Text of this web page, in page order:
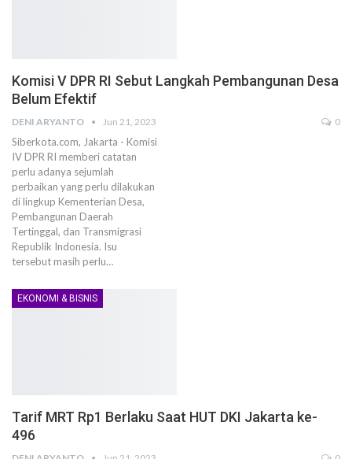
Komisi V DPR RI Sebut Langkah Pembangunan Desa
Belum Efektif
DENI ARYANTO Jun 21, 2023 0
Siberkota.com, Jakarta - Komisi
IV DPR RI memberi catatan
perlu adanya sejumlah
perbaikan yang perlu dilakukan
di lingkup Kementerian Desa,
Pembangunan Daerah
Tertinggal, dan Transmigrasi
Republik Indonesia. Isu
tersebut masih perlu…
EKONOMI & BISNIS
Tarif MRT Rp1 Berlaku Saat HUT DKI Jakarta ke-
496